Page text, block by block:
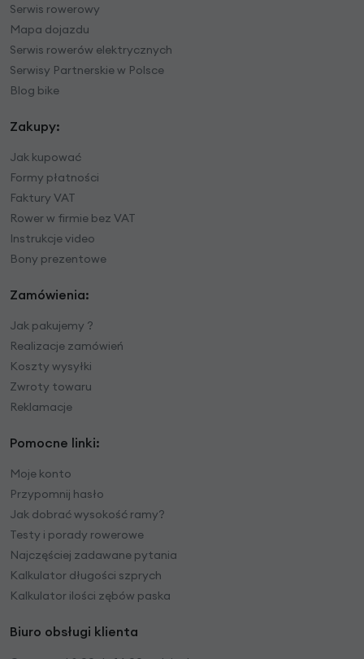
Serwis rowerowy
Mapa dojazdu
Serwis rowerów elektrycznych
Serwisy Partnerskie w Polsce
Blog bike
Zakupy:
Jak kupować
Formy płatności
Faktury VAT
Rower w firmie bez VAT
Instrukcje video
Bony prezentowe
Zamówienia:
Jak pakujemy ?
Realizacje zamówień
Koszty wysyłki
Zwroty towaru
Reklamacje
Pomocne linki:
Moje konto
Przypomnij hasło
Jak dobrać wysokość ramy?
Testy i porady rowerowe
Najczęściej zadawane pytania
Kalkulator długości szprych
Kalkulator ilości zębów paska
Biuro obsługi klienta